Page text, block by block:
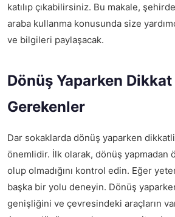
katılıp çıkabilirsiniz. Bu makale,
araba kullanma konusunda size
ve bilgileri paylaşacak.
Dönüş Yaparken
Gerekenler
Dar sokaklarda dönüş yaparken
önemlidir. İlk olarak, dönüş yapmadan
olup olmadığını kontrol edin. Eğer
başka bir yolu deneyin. Dönüş yaparken
genişliğini ve çevresindeki araçların